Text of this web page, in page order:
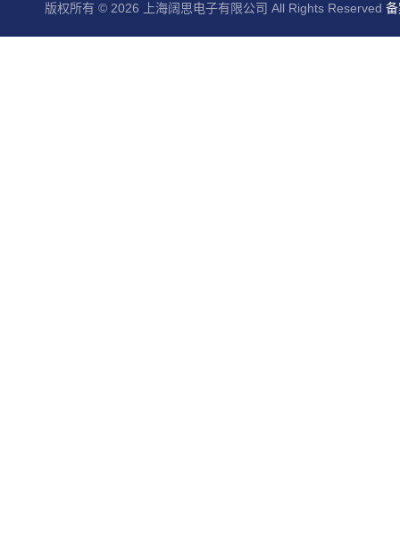
版权所有 © 2026 上海阔思电子有限公司 All Rights Reserved